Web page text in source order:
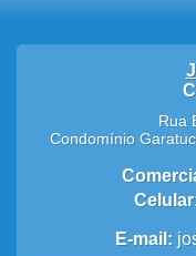
Rua
Condomínio
E-mail: